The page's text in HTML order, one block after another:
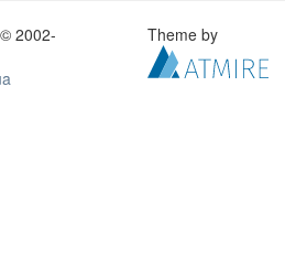
2002-
Theme by